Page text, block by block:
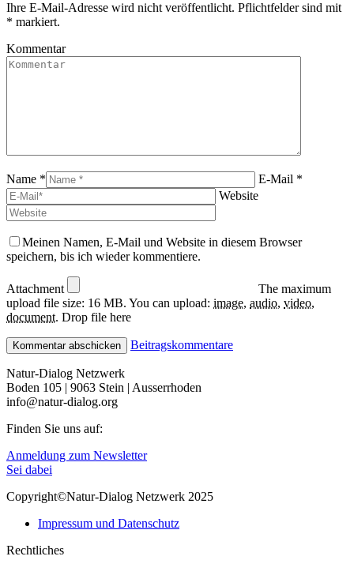
Ihre E-Mail-Adresse wird nicht veröffentlicht. Pflichtfelder sind mit
* markiert.
Kommentar
Name *
E-Mail *
Website
Meinen Namen, E-Mail und Website in diesem Browser
speichern, bis ich wieder kommentiere.
Attachment
The maximum
upload file size: 16 MB. You can upload: image, audio, video,
document. Drop file here
Beitragskommentare
Natur-Dialog Netzwerk
Boden 105 | 9063 Stein | Ausserrhoden
info@natur-dialog.org
Finden Sie uns auf:
Linkedin
page
in
window
E-
Mail
opens
new
Anmeldung zum Newsletter
Sei dabei
Copyright©Natur-Dialog Netzwerk 2025
Impressum und Datenschutz
Rechtliches